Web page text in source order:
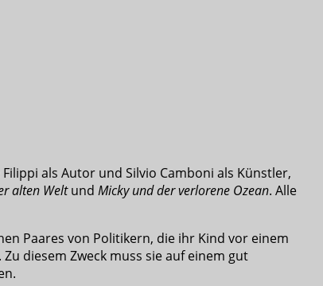
als Autor und Silvio Camboni als Künstler,
alten Weltund Micky und der verlorene Ozean. Alle
Paares von Politikern, die ihr Kind vor einem
diesem Zweck muss sie auf einem gut